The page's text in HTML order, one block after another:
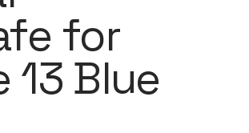
for
13 Blue